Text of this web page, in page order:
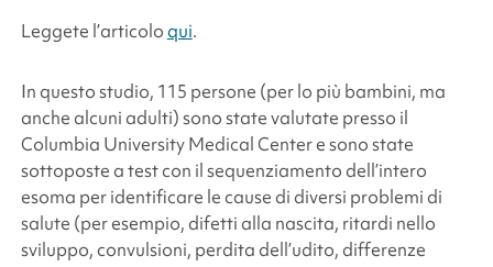
Leggete l’articoloqui.
In questo studio, 115 persone (per lo più bambini, ma
anche alcuni adulti) sono state valutate presso il
Columbia University Medical Center e sono state
sottoposte a test con il sequenziamento dell’intero
esoma per identificare le cause di diversi problemi di
salute (per esempio, difetti alla nascita, ritardi nello
sviluppo, convulsioni, perdita dell’udito, differenze